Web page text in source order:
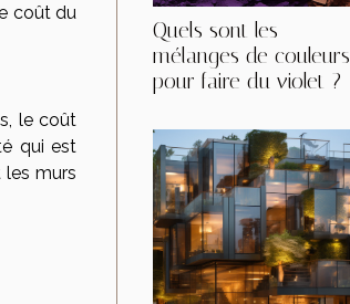
coût du
le coût
qui est
les murs
Quels sont les
mélanges de couleurs
pour faire du violet ?